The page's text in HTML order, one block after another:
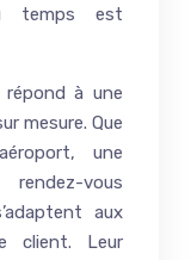
temps est
répond à une
mesure. Que
une
vous
aux
client. Leur